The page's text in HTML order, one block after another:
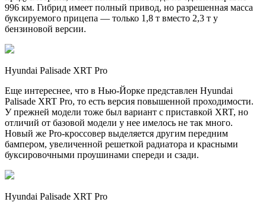
996 км. Гибрид имеет полный привод, но разрешенная масса
буксируемого прицепа — только 1,8 т вместо 2,3 т у
бензиновой версии.
Hyundai Palisade XRT Pro
Еще интереснее, что в Нью-Йорке представлен Hyundai
Palisade XRT Pro, то есть версия повышенной проходимости.
У прежней модели тоже был вариант с приставкой XRT, но
отличий от базовой модели у нее имелось не так много.
Новый же Pro-кроссовер выделяется другим передним
бампером, увеличенной решеткой радиатора и красными
буксировочными проушинами спереди и сзади.
Hyundai Palisade XRT Pro